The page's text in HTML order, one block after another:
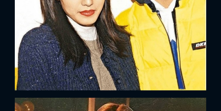
x
ĐĂNG NHẬP